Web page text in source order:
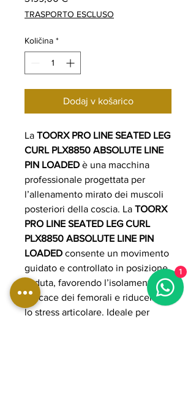
TRASPORTO ESCLUSO
Količina *
Dodaj v košarico
La TOORX PRO LINE SEATED LEG
CURL PLX8850 ABSOLUTE LINE
PIN LOADED è una macchina
professionale progettata per
l’allenamento mirato dei muscoli
posteriori della coscia. La TOORX
PRO LINE SEATED LEG CURL
PLX8850 ABSOLUTE LINE PIN
LOADED consente un movimento
guidato e controllato in posizione
seduta, favorendo l’isolamento
efficace dei femorali e riducendo
lo stress articolare. Ideale per
1